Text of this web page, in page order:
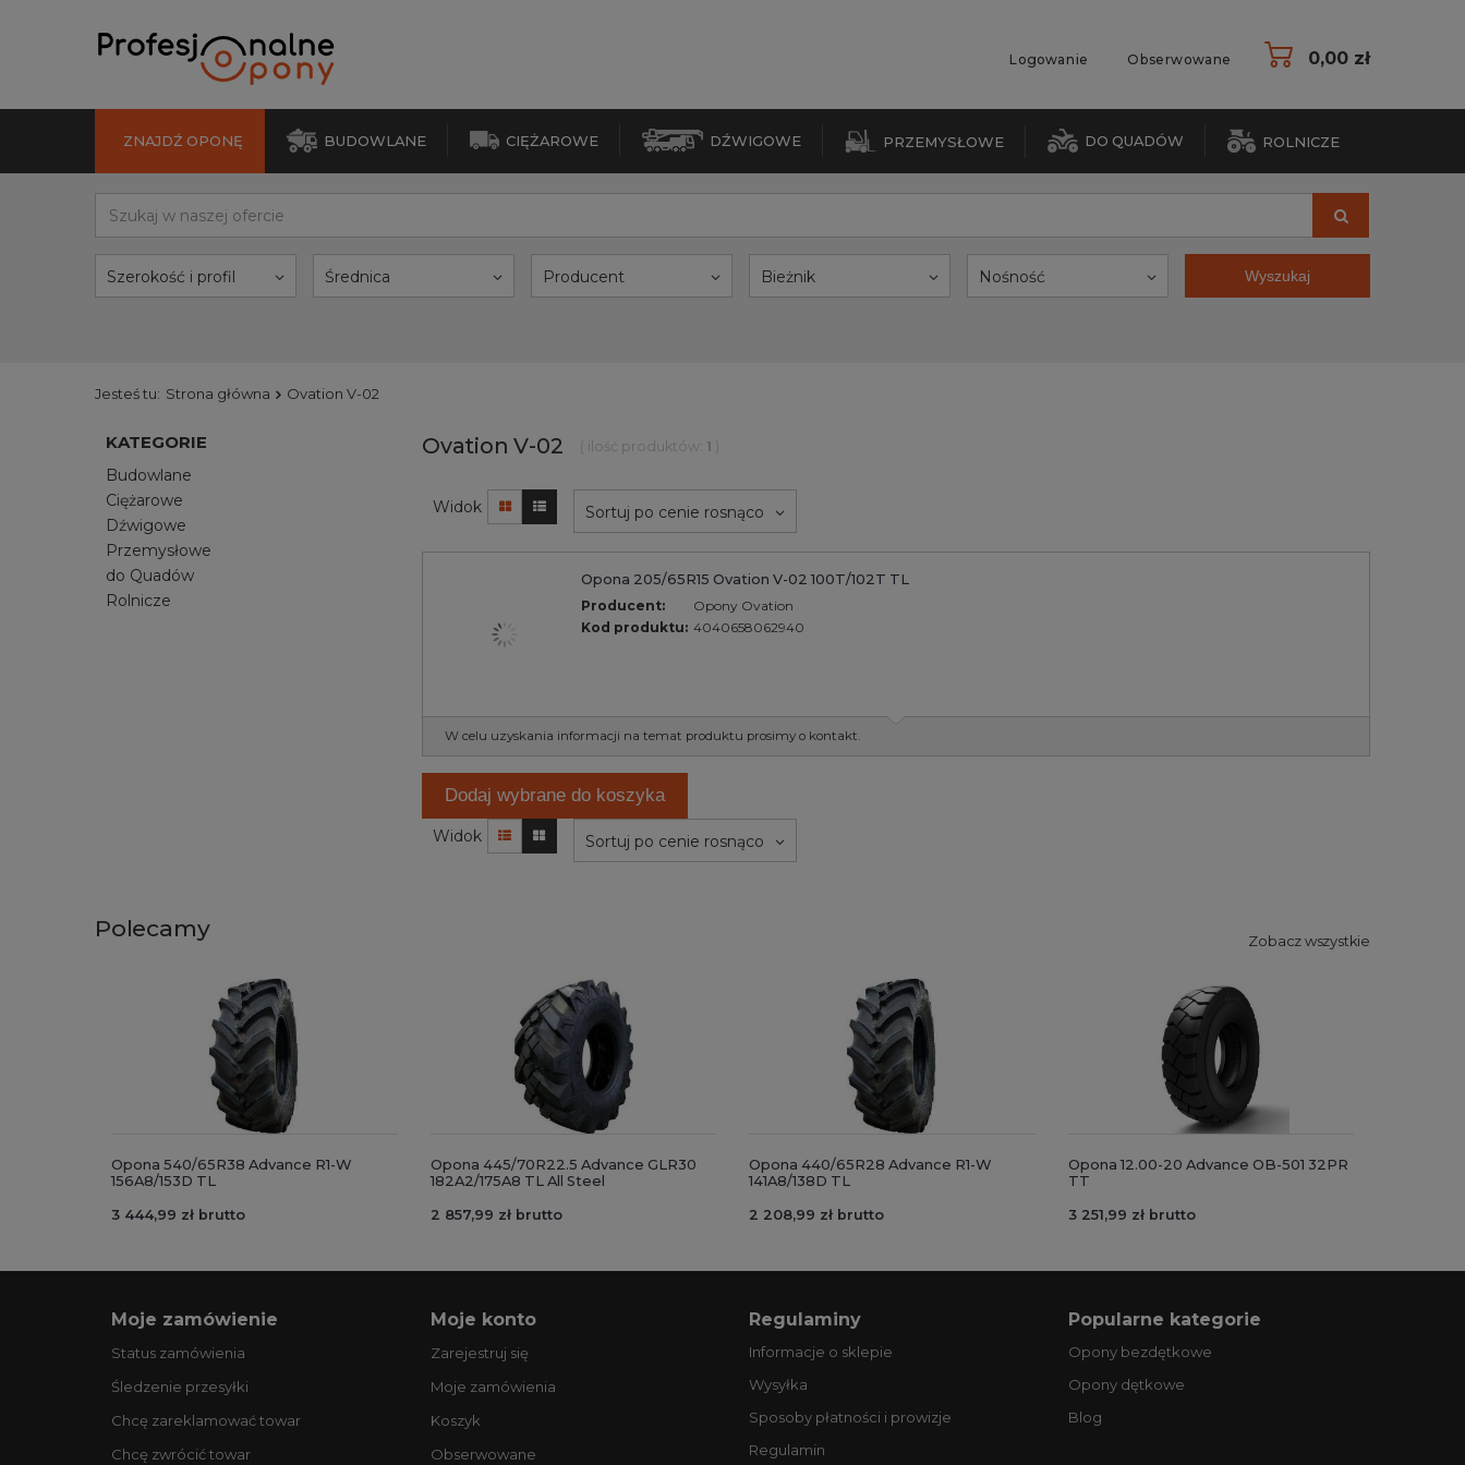
Logowanie Obserwowane 0,00 zł
ZNAJDŹ OPONĘ BUDOWLANE CIĘŻAROWE DŹWIGOWE PRZEMYSŁOWE DO QUADÓW ROLNICZE
Szerokość i profil Średnica Producent Bieżnik Nośność Wyszukaj
Jesteś tu: Strona główna Ovation V-02
KATEGORIE
Budowlane
Ciężarowe
Dźwigowe
Przemysłowe
do Quadów
Rolnicze
Ovation V-02 ( ilość produktów: 1 )
Widok Sortuj po cenie rosnąco
Opona 205/65R15 Ovation V-02 100T/102T TL
Producent:
Opony Ovation
Kod produktu: 4040658062940
W celu uzyskania informacji na temat produktu prosimy o kontakt.
Dodaj wybrane do koszyka
Widok Sortuj po cenie rosnąco
Polecamy Zobacz wszystkie
Opona 540/65R38 Advance R1-W
156A8/153D TL
3 444,99 zł brutto
Opona 445/70R22.5 Advance GLR30
182A2/175A8 TL All Steel
2 857,99 zł brutto
Opona 440/65R28 Advance R1-W
141A8/138D TL
2 208,99 zł brutto
Opona 12.00-20 Advance OB-501 32PR
TT
3 251,99 zł brutto
Moje zamówienie
Status zamówienia
Śledzenie przesyłki
Chcę zareklamować towar
Chcę zwrócić towar
Moje konto
Zarejestruj się
Moje zamówienia
Koszyk
Obserwowane
Regulaminy
Informacje o sklepie
Wysyłka
Sposoby płatności i prowizje
Regulamin
Popularne kategorie
Opony bezdętkowe
Opony dętkowe
Blog